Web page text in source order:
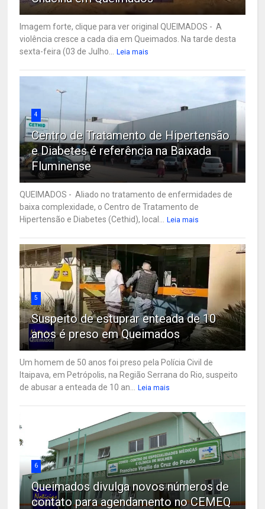
Imagem forte, clique para ver original QUEIMADOS - A
violência cresce a cada dia em Queimados. Na tarde desta
sexta-feira (03 de Julho...
Leia mais
4
Centro de Tratamento de Hipertensão
e Diabetes é referência na Baixada
Fluminense
QUEIMADOS - Aliado no tratamento de enfermidades de
baixa complexidade, o Centro de Tratamento de
Hipertensão e Diabetes (Cethid), local...
Leia mais
5
Suspeito de estuprar enteada de 10
anos é preso em Queimados
Um homem de 50 anos foi preso pela Polícia Civil de
Itaipava, em Petrópolis, na Região Serrana do Rio, suspeito
de abusar a enteada de 10 an...
Leia mais
6
Queimados divulga novos números de
contato para agendamento no CEMEQ